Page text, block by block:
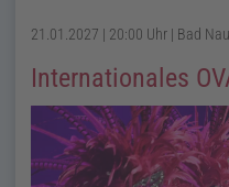
21.01.2027 | 20:00 Uhr | Bad
Internationales